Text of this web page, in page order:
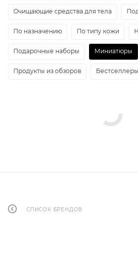
Очищающие средства для тела
По назначению По типу кожи
Подарочные наборы Миниатюры
Продукты из обзоров Бестселлеры
СПИСОК БРЕНДОВ